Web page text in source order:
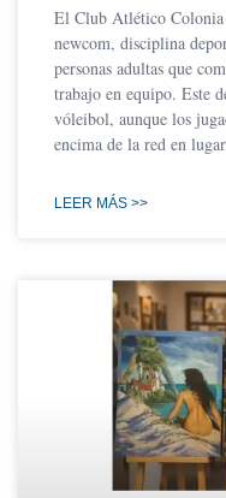
El Club Atlético Colonia
newcom, disciplina
personas adultas que
trabajo en equipo. Este
vóleibol, aunque los
encima de la red en lugar
LEER MÁS >>